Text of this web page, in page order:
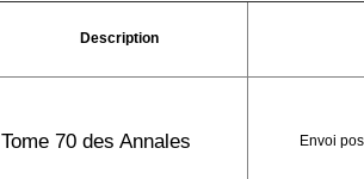
Description
Tome 70 des Annales Envoi